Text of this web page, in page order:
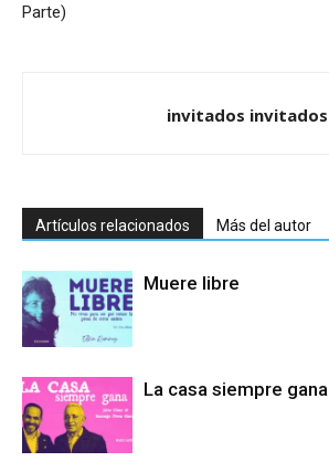
Parte)
invitados invitados
Artículos relacionados Más del autor
Muere libre
La casa siempre gana